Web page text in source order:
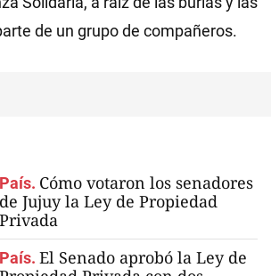
de un grupo de compañeros.
País. Cómo votaron los senadores
de Jujuy la Ley de Propiedad
Privada
País. El Senado aprobó la Ley de